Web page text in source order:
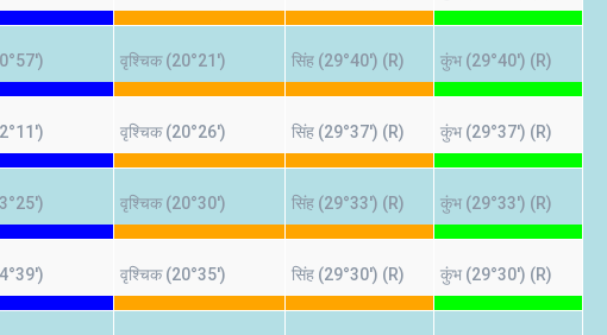
वृश्चिक (20°21') सिंह (29°40') (R) कुंभ (29°40') (R)
वृश्चिक (20°26') सिंह (29°37') (R) कुंभ (29°37') (R)
वृश्चिक (20°30') सिंह (29°33') (R) कुंभ (29°33') (R)
वृश्चिक (20°35') सिंह (29°30') (R) कुंभ (29°30') (R)